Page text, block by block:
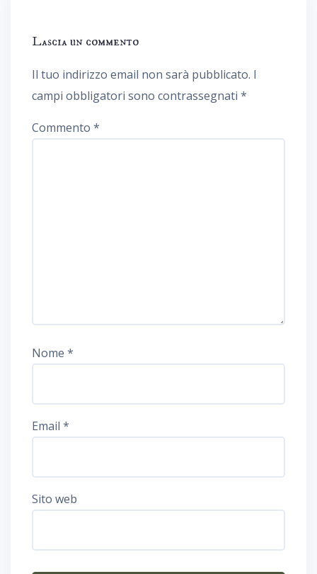
Lascia un commento
Il tuo indirizzo email non sarà pubblicato. I
campi obbligatori sono contrassegnati *
Commento *
Nome *
Email *
Sito web